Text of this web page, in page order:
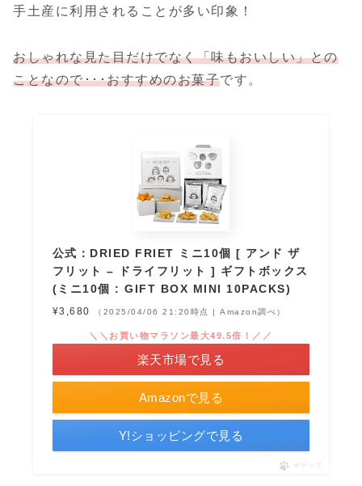
手土産に利用されることが多い印象！
おしゃれな見た目だけでなく「味もおいしい」との
ことなので･･･おすすめのお菓子です。
公式：DRIED FRIET ミニ10個 [ アンド ザ
フリット – ドライフリット ] ギフトボックス
(ミニ10個 : GIFT BOX MINI 10PACKS)
¥3,680 （2025/04/06 21:20時点 | Amazon調べ）
Amazonで見る
＼＼お買い物マラソン最大49.5倍！／／
楽天市場で見る
Y!ショッピングで見る
ポチップ